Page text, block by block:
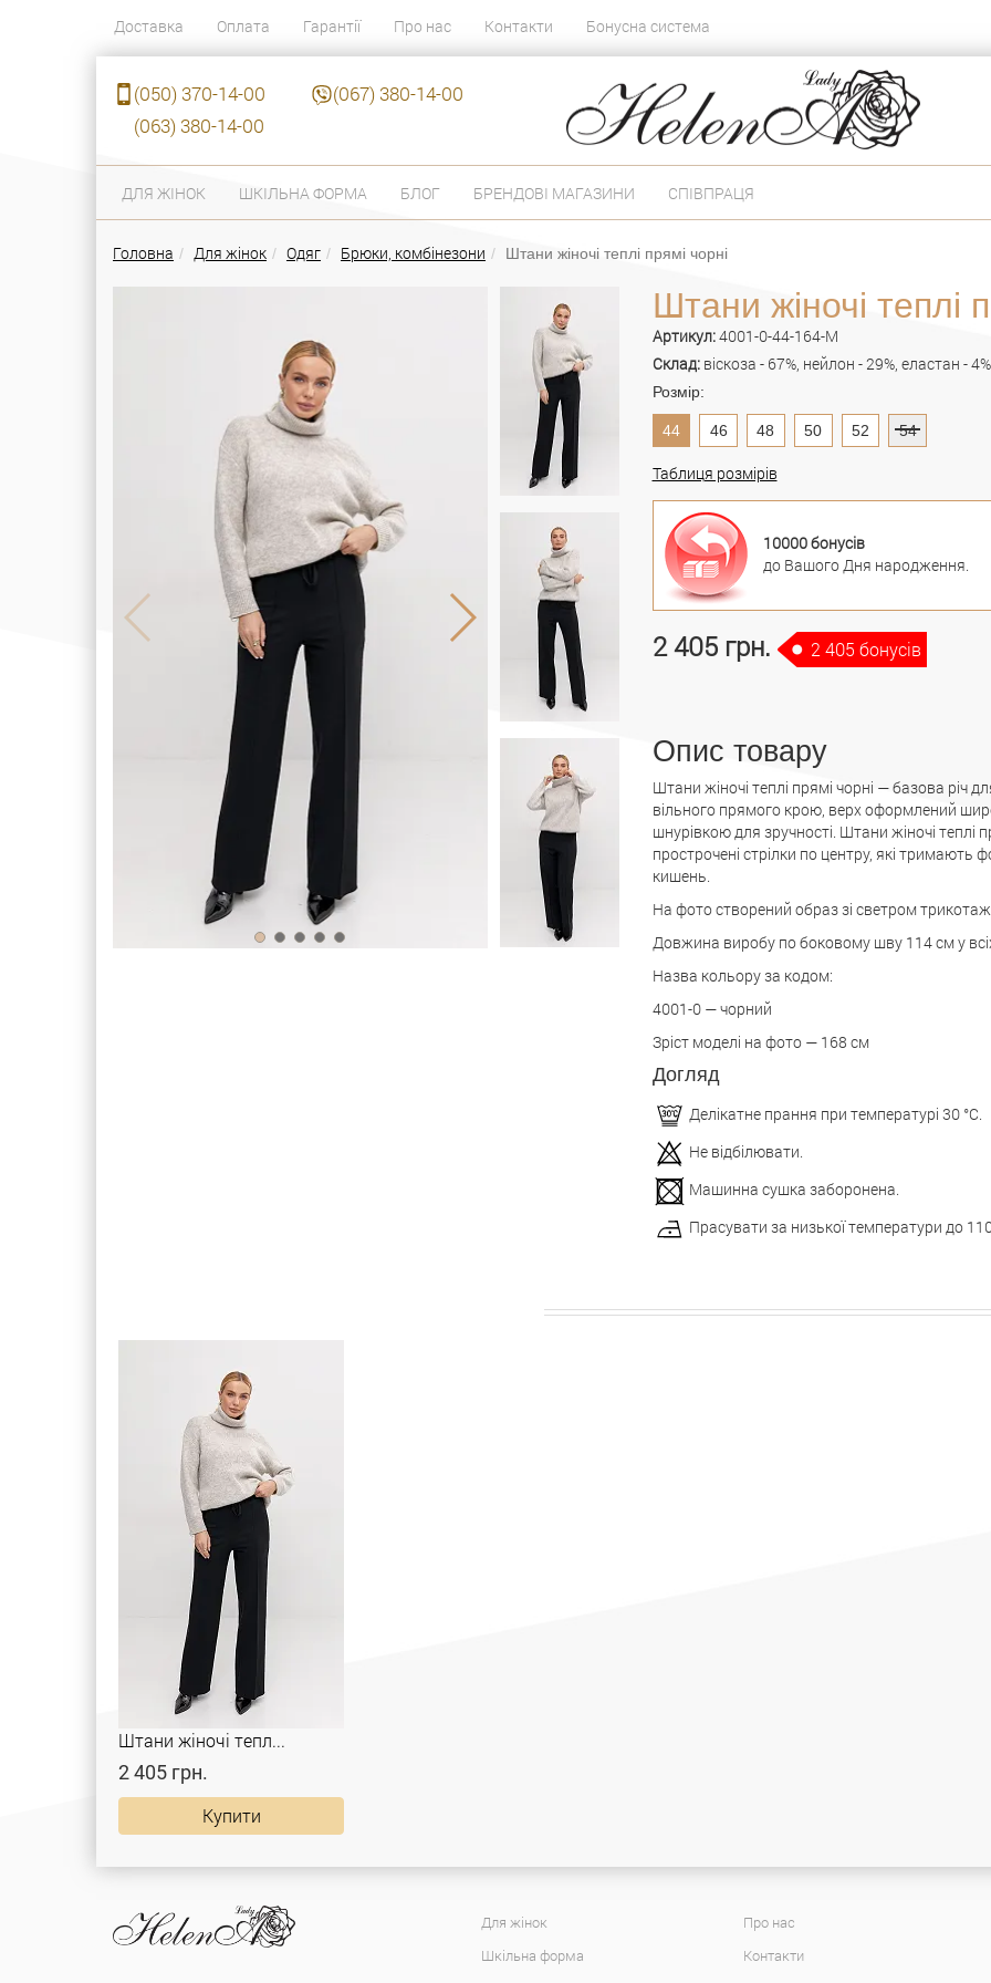
Доставка Оплата Гарантії Про нас Контакти Бонусна система
(050) 370-14-00
(067) 380-14-00
(063) 380-14-00
ДЛЯ ЖІНОК ШКІЛЬНА ФОРМА БЛОГ БРЕНДОВІ МАГАЗИНИ СПІВПРАЦЯ
Головна Для жінок Одяг Брюки, комбінезони Штани жіночі теплі прямі чорні
Штани жіночі теплі
Артикул:4001-0-44-164-M
Склад: віскоза - 67%, нейлон - 29%, еластан - 4%
Розмір:
44 46 48 50 52 54
Таблиця розмірів
10000 бонусів
до Вашого Дня народження.
2 405 грн. 2 405 бонусів
Опис товару
Штани жіночі теплі прямі чорні — базова річ
вільного прямого крою, верх оформлений
шнурівкою для зручності. Штани жіночі теплі
прострочені стрілки по центру, які тримають
кишень.
На фото створений образ зі светром
Довжина виробу по боковому шву 114 см у
Назва кольору за кодом:
4001-0 — чорний
Зріст моделі на фото — 168 см
Догляд
Делікатне прання при температурі 30 °С.
Не відбілювати.
Машинна сушка заборонена.
Прасувати за низької температури до
Штани жіночі тепл...
2 405 грн.
Купити
Для жінок
Шкільна форма
Про нас
Контакти